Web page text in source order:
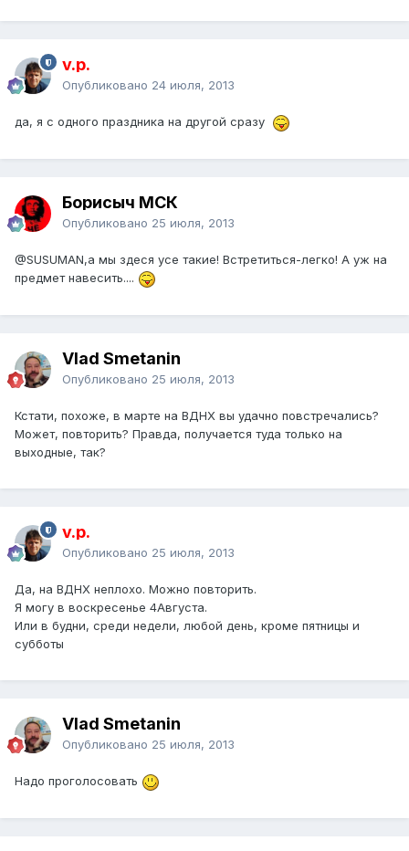
v.p.
Опубликовано 24 июля, 2013
да, я с одного праздника на другой сразу
Борисыч МСК
Опубликовано 25 июля, 2013
@SUSUMAN,а мы здеся усе такие! Встретиться-легко! А уж на
предмет навесить....
Vlad Smetanin
Опубликовано 25 июля, 2013
Кстати, похоже, в марте на ВДНХ вы удачно повстречались?
Может, повторить? Правда, получается туда только на
выходные, так?
v.p.
Опубликовано 25 июля, 2013
Да, на ВДНХ неплохо. Можно повторить.
Я могу в воскресенье 4Августа.
Или в будни, среди недели, любой день, кроме пятницы и
субботы
Vlad Smetanin
Опубликовано 25 июля, 2013
Надо проголосовать